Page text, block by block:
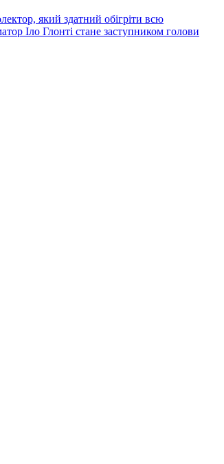
який здатний обігріти всю
Іло Глонті стане заступником голови